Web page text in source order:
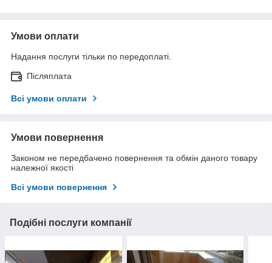
Умови оплати
Надання послуги тільки по передоплаті.
Післяплата
Всі умови оплати
Умови повернення
Законом не передбачено повернення та обмін даного товару
належної якості
Всі умови повернення
Подібні послуги компанії